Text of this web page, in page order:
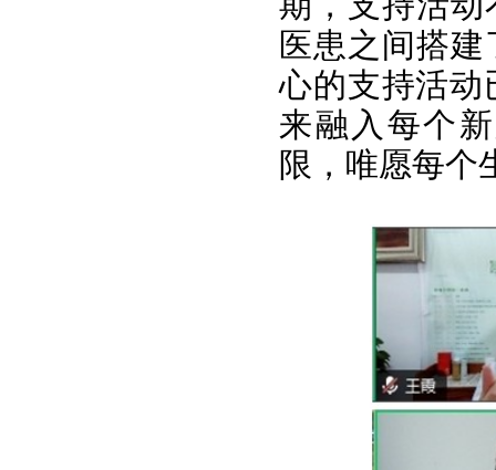
医患之间搭
心的支持活动
来融入每个
限，唯愿每个